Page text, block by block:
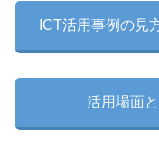
ICT活用事例の見
活用場面